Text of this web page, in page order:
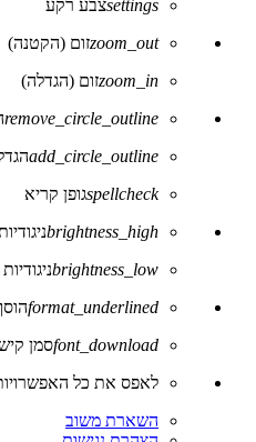
settingsצבע רקע
zoom_outזום (הקטנה)
zoom_inזום (הגדלה)
remove_circle_outline
add_circle_outline
spellcheckגופן קריא
brightness_high
brightness_low
format_underlined
font_downloadסמן
לאפס את כל
השארת משוב